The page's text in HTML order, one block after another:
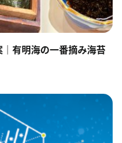
有明海の一番摘み海苔